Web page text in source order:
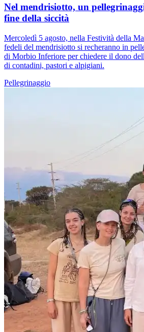
Nel mendrisiotto, un
fine della siccità
Mercoledì 5 agosto, nella Festività della
fedeli del mendrisiotto si recheranno in
di Morbio Inferiore per chiedere il dono
di contadini, pastori e alpigiani.
Pellegrinaggio